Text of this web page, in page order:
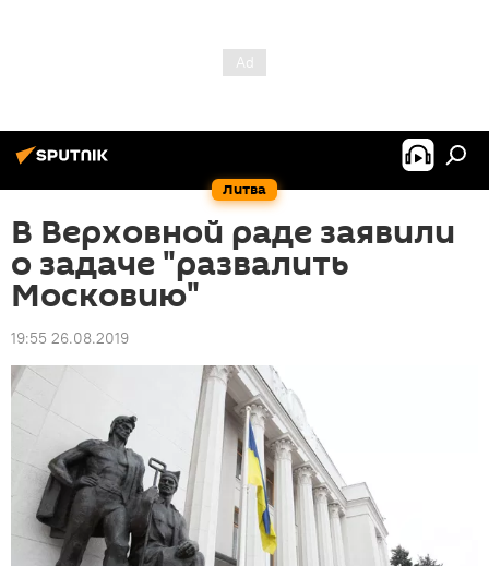
Литва
В Верховной раде заявили
о задаче "развалить
Московию"
19:55 26.08.2019